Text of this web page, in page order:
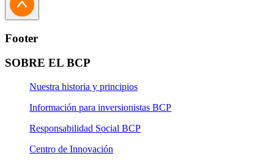
Footer
SOBRE EL BCP
Nuestra historia y principios
Información para inversionistas BCP
Responsabilidad Social BCP
Centro de Innovación